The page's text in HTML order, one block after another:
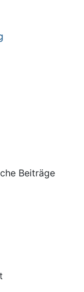
Beiträge